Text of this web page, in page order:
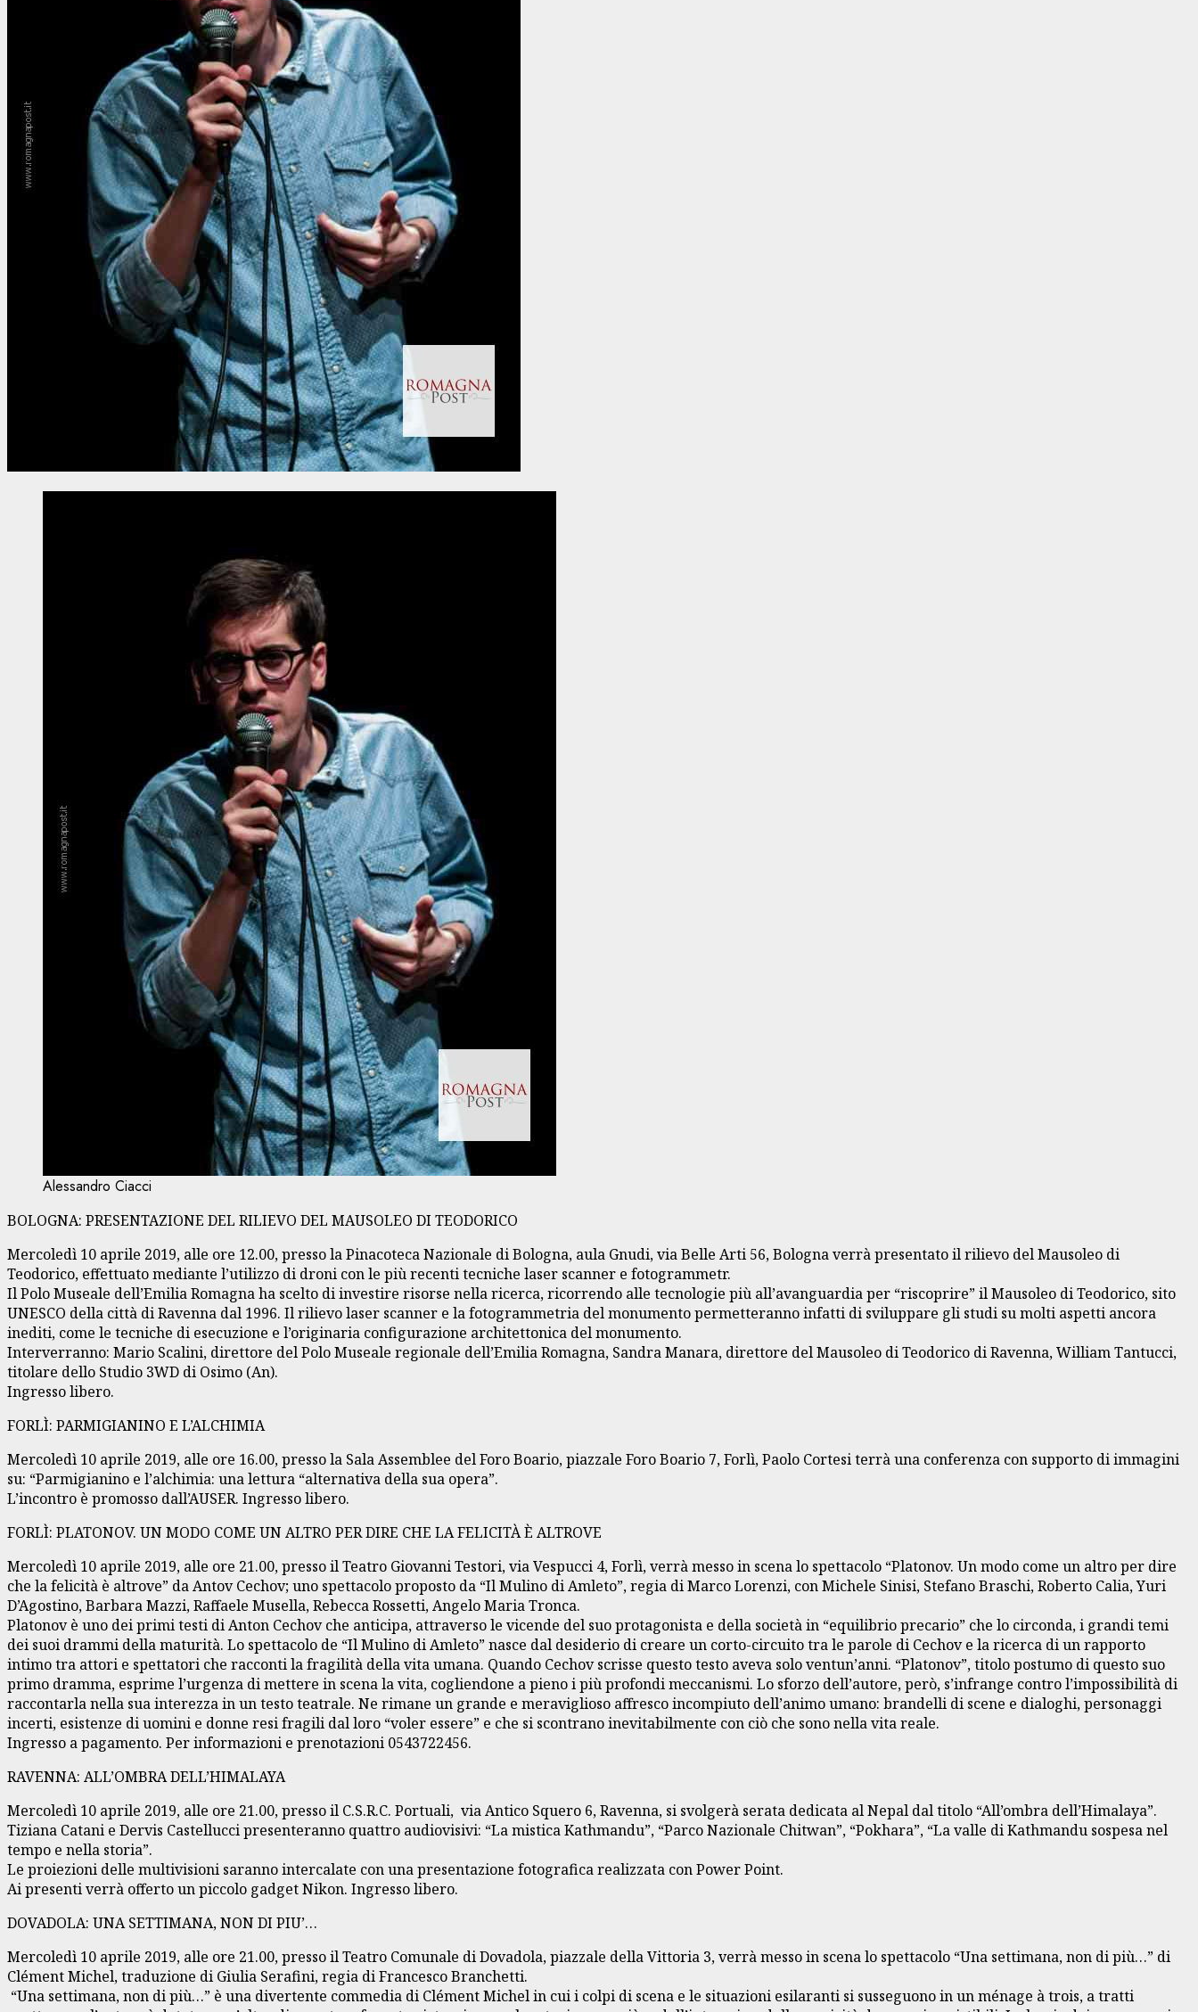
Alessandro Ciacci
BOLOGNA: PRESENTAZIONE DEL RILIEVO DEL MAUSOLEO DI TEODORICO
Mercoledì 10 aprile 2019, alle ore 12.00, presso la Pinacoteca Nazionale di Bologna, aula Gnudi, via Belle Arti 56, Bologna verrà presentato il rilievo del Mausoleo di
Teodorico, effettuato mediante l’utilizzo di droni con le più recenti tecniche laser scanner e fotogrammetr.
Il Polo Museale dell’Emilia Romagna ha scelto di investire risorse nella ricerca, ricorrendo alle tecnologie più all’avanguardia per “riscoprire” il Mausoleo di Teodorico, sito
UNESCO della città di Ravenna dal 1996. Il rilievo laser scanner e la fotogrammetria del monumento permetteranno infatti di sviluppare gli studi su molti aspetti ancora
inediti, come le tecniche di esecuzione e l’originaria configurazione architettonica del monumento.
Interverranno: Mario Scalini, direttore del Polo Museale regionale dell’Emilia Romagna, Sandra Manara, direttore del Mausoleo di Teodorico di Ravenna, William Tantucci,
titolare dello Studio 3WD di Osimo (An).
Ingresso libero.
FORLÌ: PARMIGIANINO E L’ALCHIMIA
Mercoledì 10 aprile 2019, alle ore 16.00, presso la Sala Assemblee del Foro Boario, piazzale Foro Boario 7, Forlì, Paolo Cortesi terrà una conferenza con supporto di immagini
su: “Parmigianino e l’alchimia: una lettura “alternativa della sua opera”.
L’incontro è promosso dall’AUSER. Ingresso libero.
FORLÌ: PLATONOV. UN MODO COME UN ALTRO PER DIRE CHE LA FELICITÀ È ALTROVE
Mercoledì 10 aprile 2019, alle ore 21.00, presso il Teatro Giovanni Testori, via Vespucci 4, Forlì, verrà messo in scena lo spettacolo “Platonov. Un modo come un altro per dire
che la felicità è altrove” da Antov Cechov; uno spettacolo proposto da “Il Mulino di Amleto”, regia di Marco Lorenzi, con Michele Sinisi, Stefano Braschi, Roberto Calia, Yuri
D’Agostino, Barbara Mazzi, Raffaele Musella, Rebecca Rossetti, Angelo Maria Tronca.
Platonov è uno dei primi testi di Anton Cechov che anticipa, attraverso le vicende del suo protagonista e della società in “equilibrio precario” che lo circonda, i grandi temi
dei suoi drammi della maturità. Lo spettacolo de “Il Mulino di Amleto” nasce dal desiderio di creare un corto-circuito tra le parole di Cechov e la ricerca di un rapporto
intimo tra attori e spettatori che racconti la fragilità della vita umana. Quando Cechov scrisse questo testo aveva solo ventun’anni. “Platonov”, titolo postumo di questo suo
primo dramma, esprime l’urgenza di mettere in scena la vita, cogliendone a pieno i più profondi meccanismi. Lo sforzo dell’autore, però, s’infrange contro l’impossibilità di
raccontarla nella sua interezza in un testo teatrale. Ne rimane un grande e meraviglioso affresco incompiuto dell’animo umano: brandelli di scene e dialoghi, personaggi
incerti, esistenze di uomini e donne resi fragili dal loro “voler essere” e che si scontrano inevitabilmente con ciò che sono nella vita reale.
Ingresso a pagamento. Per informazioni e prenotazioni 0543722456.
RAVENNA: ALL’OMBRA DELL’HIMALAYA
Mercoledì 10 aprile 2019, alle ore 21.00, presso il C.S.R.C. Portuali, via Antico Squero 6, Ravenna, si svolgerà serata dedicata al Nepal dal titolo “All’ombra dell’Himalaya”.
Tiziana Catani e Dervis Castellucci presenteranno quattro audiovisivi: “La mistica Kathmandu”, “Parco Nazionale Chitwan”, “Pokhara”, “La valle di Kathmandu sospesa nel
tempo e nella storia”.
Le proiezioni delle multivisioni saranno intercalate con una presentazione fotografica realizzata con Power Point.
Ai presenti verrà offerto un piccolo gadget Nikon. Ingresso libero.
DOVADOLA: UNA SETTIMANA, NON DI PIU’…
Mercoledì 10 aprile 2019, alle ore 21.00, presso il Teatro Comunale di Dovadola, piazzale della Vittoria 3, verrà messo in scena lo spettacolo “Una settimana, non di più…” di
Clément Michel, traduzione di Giulia Serafini, regia di Francesco Branchetti.
“Una settimana, non di più…” è una divertente commedia di Clément Michel in cui i colpi di scena e le situazioni esilaranti si susseguono in un ménage à trois, a tratti